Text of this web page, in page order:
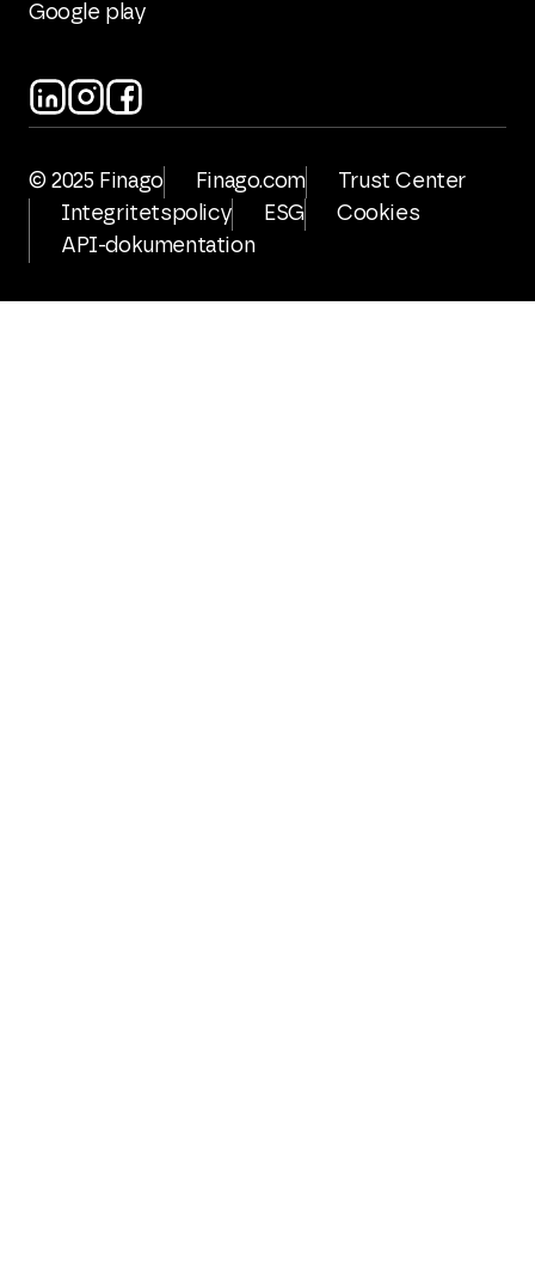
Google play
© 2025 Finago Finago.com
Trust Center
Integritetspolicy
ESG
Cookies
API-dokumentation